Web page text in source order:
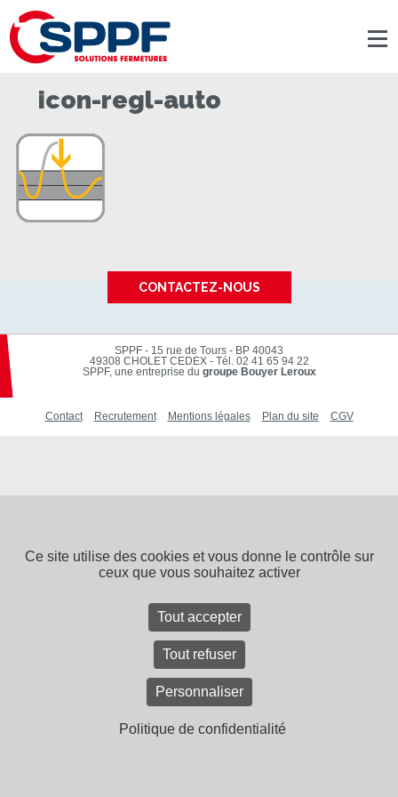
icon-regl-auto
CONTACTEZ-NOUS
SPPF - 15 rue de Tours - BP 40043
49308 CHOLET CEDEX -Tél. 02 41 65 94 22
SPPF, une entreprise du groupe Bouyer Leroux
Contact Recrutement Mentions légales Plan du site CGV
Ce site utilise des cookies et vous donne le contrôle sur
ceux que vous souhaitez activer
Tout accepter
Tout refuser
Personnaliser
Politique de confidentialité